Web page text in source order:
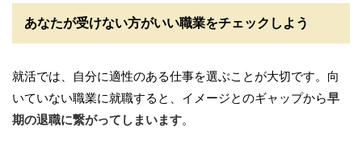
あなたが受けない方がいい職業をチェックしよう
就活では、自分に適性のある仕事を選ぶことが大切です。向
いていない職業に就職すると、イメージとのギャップから早
期の退職に繋がってしまいます。